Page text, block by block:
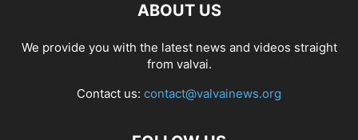
ABOUT US
We provide you with the latest news and videos straight
from valvai.
Contact us: contact@valvainews.org